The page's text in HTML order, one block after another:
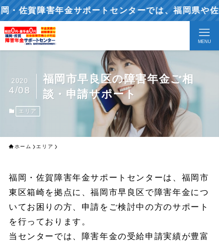
賀障害年金サポートセンターでは、福岡県や佐賀
MENU
福岡市早良区の障害年金ご相
談・申請サポート
2020
4/08
エリア
ホーム エリア
福岡・佐賀障害年金サポートセンターは、福岡市
東区箱崎を拠点に、福岡市早良区で障害年金につ
いてお困りの方、申請をご検討中の方のサポート
を行っております。
当センターでは、障害年金の受給申請実績が豊富